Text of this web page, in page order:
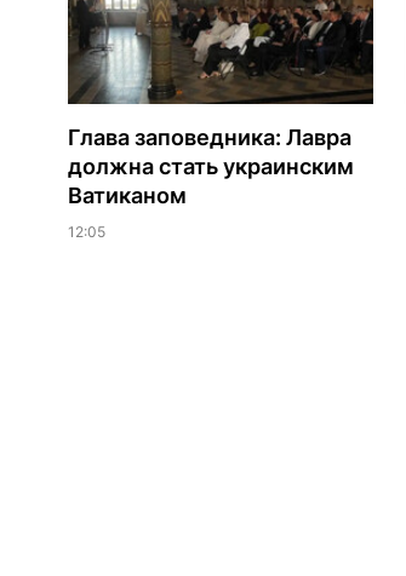
Глава заповедника: Лавра
должна стать украинским
Ватиканом
12:05